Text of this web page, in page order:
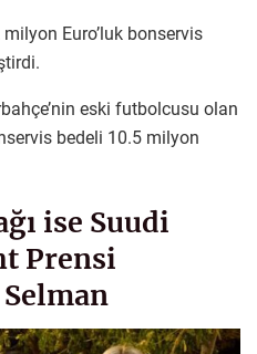
Euro’luk bonservis
eski futbolcusu olan
bedeli 10.5 milyon
ise Suudi
Prensi